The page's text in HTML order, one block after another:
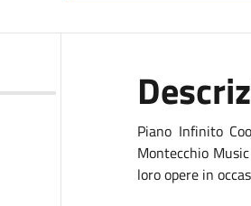
Piano Infinito
Montecchio
loro opere in